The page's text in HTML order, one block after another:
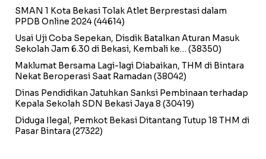
SMAN 1 Kota Bekasi Tolak Atlet Berprestasi dalam
PPDB Online 2024(44614)
Usai Uji Coba Sepekan, Disdik Batalkan Aturan Masuk
Sekolah Jam 6.30 di Bekasi, Kembali ke… (38350)
Maklumat Bersama Lagi-lagi Diabaikan, THM di Bintara
Nekat Beroperasi Saat Ramadan (38042)
Dinas Pendidikan Jatuhkan Sanksi Pembinaan terhadap
Kepala Sekolah SDN Bekasi Jaya 8 (30419)
Diduga Ilegal, Pemkot Bekasi Ditantang Tutup 18 THM di
Pasar Bintara (27322)